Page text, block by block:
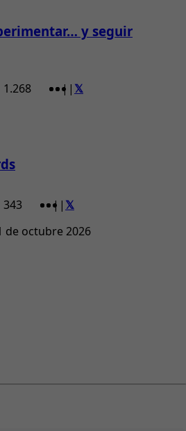
y seguir
1.268 | |
343 | |
de octubre 2026